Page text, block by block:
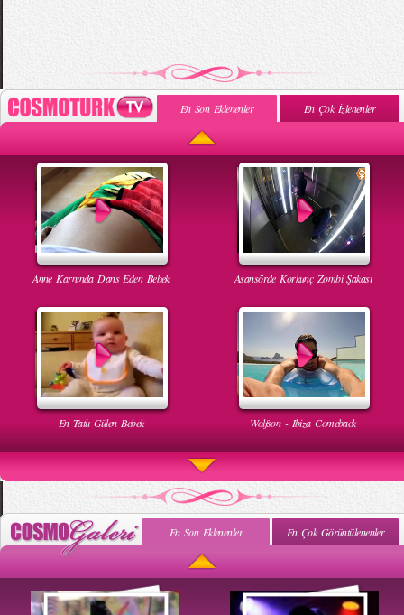
En Son Eklenenler En Çok İzlenenler
Anne Karnında Dans Eden Bebek Asansörde Korkunç Zombi Şakası
En Tatlı Gülen Bebek Wolfson - Ibiza Comeback
Uyuyan Bebeğe Gangnam Dinletilirse Ne Olur
En Son Eklenenler En Çok Görüntülenenler